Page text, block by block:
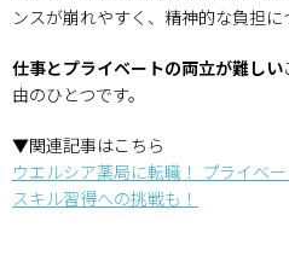
ンスが崩れやすく、精神的な負担に
仕事とプライベートの両立が難しい
由のひとつです。
▼関連記事はこちら
ウエルシア薬局に転職！ プライベ
スキル習得への挑戦も！